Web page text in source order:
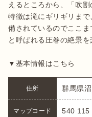
えるところから、「吹
特徴は滝にギリギリま
備されているのでここ
と呼ばれる圧巻の絶景
▼基本情報はこちら
住所 群馬県
マップコード 540 115